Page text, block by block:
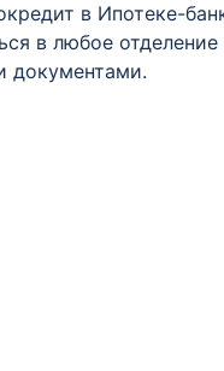
в Ипотеке-
в любое отделение
документами.